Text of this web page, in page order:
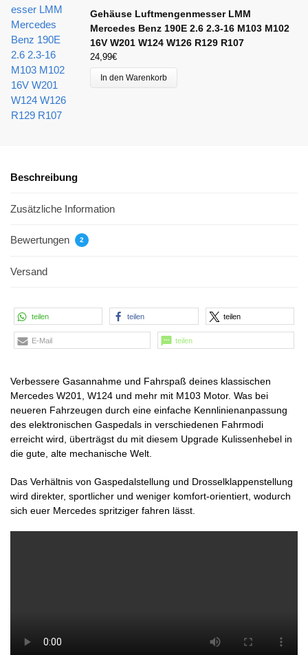
Gehäuse Luftmengenmesser LMM
Mercedes Benz 190E 2.6 2.3-16 M103 M102
16V W201 W124 W126 R129 R107
24,99€
In den Warenkorb
Beschreibung
Zusätzliche Information
Bewertungen 2
Versand
teilen teilen teilen
E-Mail teilen
Verbessere Gasannahme und Fahrspaß deines klassischen
Mercedes W201, W124 und mehr mit M103 Motor. Was bei
neueren Fahrzeugen durch eine einfache Kennlinienanpassung
des elektronischen Gaspedals in verschiedenen Fahrmodi
erreicht wird, überträgst du mit diesem Upgrade Kulissenhebel in
die gute, alte mechanische Welt.
Das Verhältnis von Gaspedalstellung und Drosselklappenstellung
wird direkter, sportlicher und weniger komfort-orientiert, wodurch
sich euer Mercedes spritziger fahren lässt.